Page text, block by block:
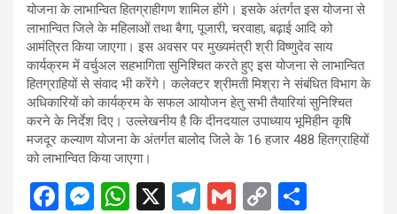
योजना के लाभान्वित हितग्राहीगण शामिल होंगे। इसके अंतर्गत इस योजना से
लाभान्वित जिले के महिलाओं तथा बैगा, पूजारी, चरवाहा, बढ़ाई आदि को
आमंत्रित किया जाएगा। इस अवसर पर मुख्यमंत्री श्री विष्णुदेव साय
कार्यक्रम में वर्चुअल सहभागिता सुनिश्चित करते हुए इस योजना से लाभान्वित
हितग्राहियों से संवाद भी करेंगे। कलेक्टर श्रीमती मिश्रा ने संबंधित विभाग के
अधिकारियों को कार्यक्रम के सफल आयोजन हेतु सभी तैयारियां सुनिश्चित
करने के निर्देश दिए। उल्लेखनीय है कि दीनदयाल उपाध्याय भूमिहीन कृषि
मजदूर कल्याण योजना के अंतर्गत बालोद जिले के 16 हजार 488 हितग्राहियों
को लाभान्वित किया जाएगा।
F
M W X
T
G
C